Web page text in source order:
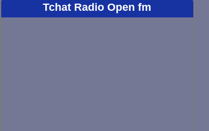
Tchat Radio Open fm